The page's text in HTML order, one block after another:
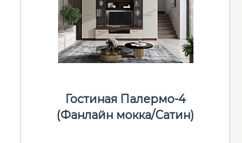
Гостиная Палермо-4
(Фанлайн мокка/Сатин)